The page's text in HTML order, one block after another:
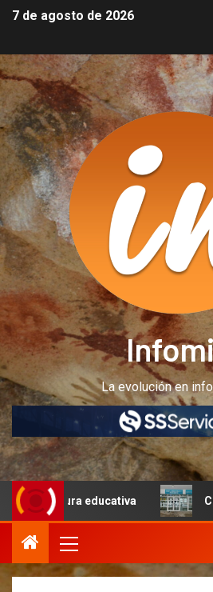
7 de agosto de 2026
La evolución en
educativa Continúa el